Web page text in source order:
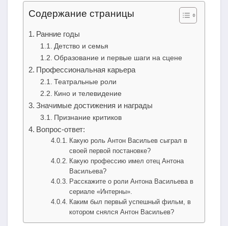
Содержание страницы
Ранние годы
Детство и семья
Образование и первые шаги на сцене
Профессиональная карьера
Театральные роли
Кино и телевидение
Значимые достижения и награды
Признание критиков
Вопрос-ответ:
Какую роль Антон Васильев сыграл в
своей первой постановке?
Какую профессию имел отец Антона
Васильева?
Расскажите о роли Антона Васильева в
сериале «Интерны».
Каким был первый успешный фильм, в
котором снялся Антон Васильев?